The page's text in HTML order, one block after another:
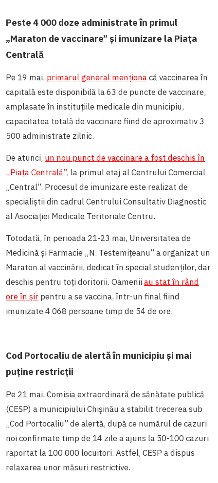
Peste 4 000 doze administrate în primul
„Maraton de vaccinare” și imunizare la Piața
Centrală
Pe 19 mai, primarul general menționacă vaccinarea în
capitală este disponibilă la 63 de puncte de vaccinare,
amplasate în instituțiile medicale din municipiu,
capacitatea totală de vaccinare fiind de aproximativ 3
500 administrate zilnic.
De atunci, un nou punct de vaccinare a fost deschis în
„Piața Centrală”, la primul etaj al Centrului Comercial
„Central”. Procesul de imunizare este realizat de
specialiștii din cadrul Centrului Consultativ Diagnostic
al Asociației Medicale Teritoriale Centru.
Totodată, în perioada 21-23 mai, Universitatea de
Medicină și Farmacie „N. Testemițeanu” a organizat un
Maraton al vaccinării, dedicat în special studenților, dar
deschis pentru toți doritorii. Oameniiau stat în rând
ore în șir pentru a se vaccina, într-un final fiind
imunizate 4 068 persoane timp de 54 de ore.
Cod Portocaliu de alertă în municipiu și mai
puține restricții
Pe 21 mai, Comisia extraordinară de sănătate publică
(CESP) a municipiului Chișinău a stabilit trecerea sub
„Cod Portocaliu” de alertă, după ce numărul de cazuri
noi confirmate timp de 14 zile a ajuns la 50-100 cazuri
raportat la 100 000 locuitori. Astfel, CESP a dispus
relaxarea unor măsuri restrictive.